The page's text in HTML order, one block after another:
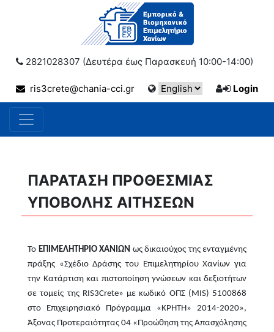
2821028307 (Δευτέρα έως Παρασκευή 10:00-14:00)
ris3crete@chania-cci.gr Login
ΠΑΡΑΤΑΣΗ ΠΡΟΘΕΣΜΙΑΣ
ΥΠΟΒΟΛΗΣ ΑΙΤΗΣΕΩΝ
Το ΕΠΙΜΕΛΗΤΗΡΙΟ ΧΑΝΙΩΝ ως δικαιούχος της ενταγμένης
πράξης «Σχέδιο Δράσης του Επιμελητηρίου Χανίων για
την Κατάρτιση και πιστοποίηση γνώσεων και δεξιοτήτων
σε τομείς της RIS3Crete» με κωδικό ΟΠΣ (MIS) 5100868
στο Επιχειρησιακό Πρόγραμμα «ΚΡΗΤΗ» 2014-2020»,
Άξονας Προτεραιότητας 04 «Προώθηση της Απασχόλησης